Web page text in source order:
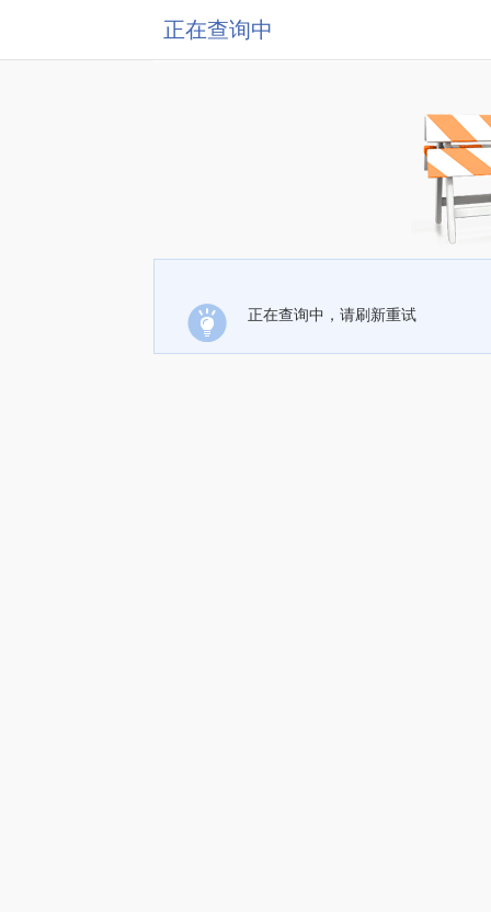
正在查询中
正在查询中，请刷新重试